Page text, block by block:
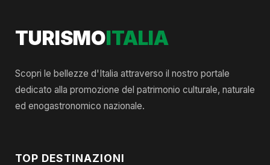
TURISMOITALIA
Scopri le bellezze d'Italia attraverso il nostro portale
dedicato alla promozione del patrimonio culturale, naturale
ed enogastronomico nazionale.
TOP DESTINAZIONI